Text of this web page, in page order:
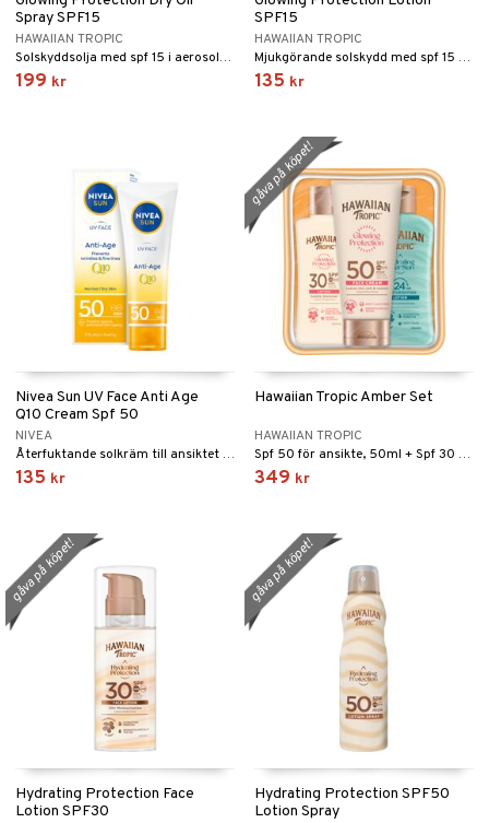
Spray SPF15
HAWAIIAN TROPIC
Solskyddsolja med spf 15 i aerosolflaska från Hawaiian Tropic
199 kr
SPF15
HAWAIIAN TROPIC
Mjukgörande solskydd med spf 15 från Hawaiian Tropic
135 kr
Nivea Sun UV Face Anti Age
Q10 Cream Spf 50
NIVEA
Återfuktande solkräm till ansiktet med lätt konsistens
135 kr
Hawaiian Tropic Amber Set
HAWAIIAN TROPIC
Spf 50 för ansikte, 50ml + Spf 30 för kropp, 75ml + After sun 60ml
349 kr
gåva på köpet!
Hydrating Protection Face
Lotion SPF30
gåva på köpet!
Hydrating Protection SPF50
Lotion Spray
gåva på köpet!